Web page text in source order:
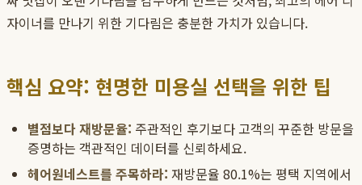
자이너를 만나기 위한 기다림은 충분한 가치가 있습니다.
핵심 요약: 현명한 미용실 선택을 위한 팁
별점보다 재방문율: 주관적인 후기보다 고객의 꾸준한 방문을
증명하는 객관적인 데이터를 신뢰하세요.
헤어원네스트를 주목하라: 재방문율 80.1%는 평택 지역에서